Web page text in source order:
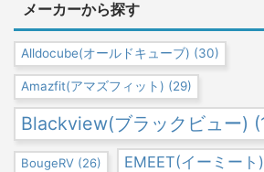
メーカーから探す
Alldocube(オールドキューブ) (30)
Amazfit(アマズフィット) (29)
Blackview(ブラックビュー)
BougeRV (26) EMEET(イーミート)